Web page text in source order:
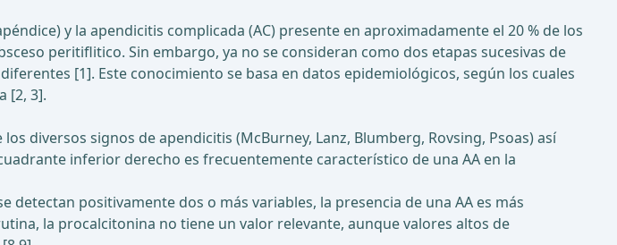
y la apendicitis complicada (AC) presente en aproximadamente el 20 % de los
peritiflitico. Sin embargo, ya no se consideran como dos etapas sucesivas de
[1]. Este conocimiento se basa en datos epidemiológicos, según los cuales
[2, 3].
diversos signos de apendicitis (McBurney, Lanz, Blumberg, Rovsing, Psoas) así
inferior derecho es frecuentemente característico de una AA en la
detectan positivamente dos o más variables, la presencia de una AA es más
la procalcitonina no tiene un valor relevante, aunque valores altos de